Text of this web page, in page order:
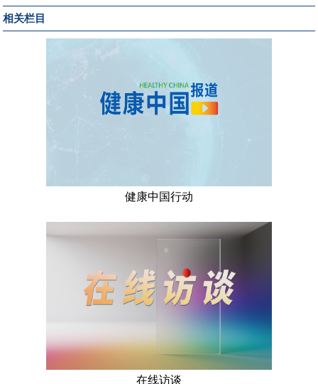
相关栏目
健康中国行动
在线访谈